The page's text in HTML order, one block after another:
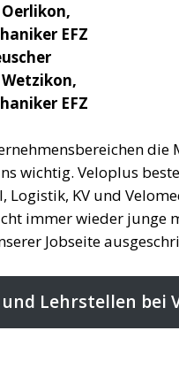
EFZ
EFZ
wichtig. Veloplus
Logistik, KV und
immer wieder junge
Jobseite
und Lehrstellen bei